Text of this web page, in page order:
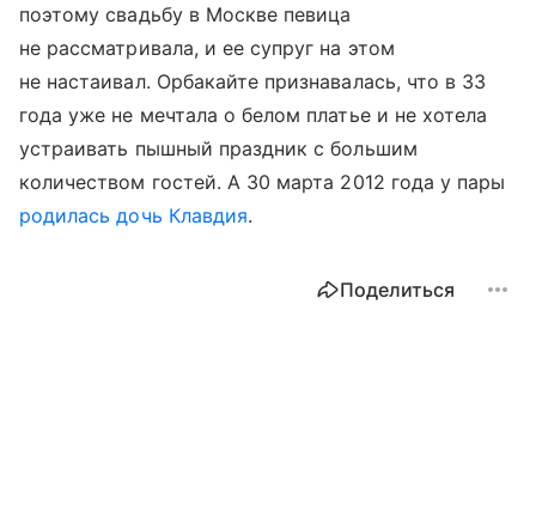
поэтому свадьбу в Москве певица
не рассматривала, и ее супруг на этом
не настаивал. Орбакайте признавалась, что в 33
года уже не мечтала о белом платье и не хотела
устраивать пышный праздник с большим
количеством гостей. А 30 марта 2012 года у пары
родилась дочь Клавдия.
Поделиться